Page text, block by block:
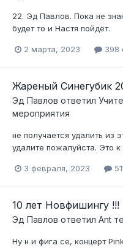
22. Эд Павлов. Пока не
будет то и Настя пойдёт.
2 марта, 2023 398
Жареный Синегубик
Эд Павлов ответил
мероприятия
не получается удалить из
удалите пожалуйста. Это
3 февраля, 2023
10 лет Новфишингу !!!
Эд Павлов ответил Ant
Ну н и фига се, концерт